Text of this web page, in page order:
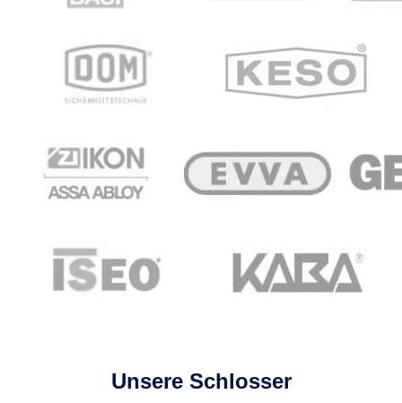
Unsere Schlosser